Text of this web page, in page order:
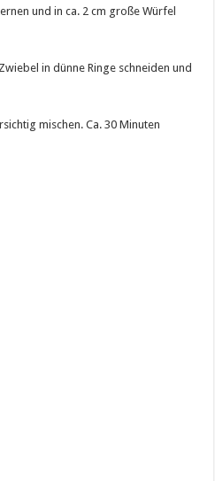
und in ca. 2 cm große Würfel
in dünne Ringe schneiden und
mischen. Ca. 30 Minuten